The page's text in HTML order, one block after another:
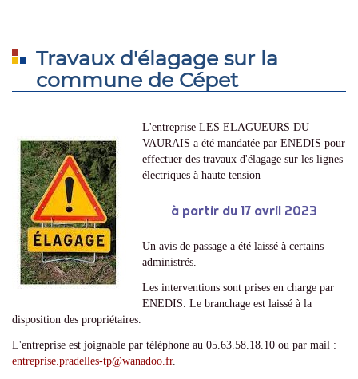
Travaux d'élagage sur la
commune de Cépet
L'entreprise LES ELAGUEURS DU
VAURAIS a été mandatée par ENEDIS pour
effectuer des travaux d'élagage sur les lignes
électriques à haute tension
à partir du 17 avril 2023
Un avis de passage a été laissé à certains
administrés.
Les interventions sont prises en charge par
ENEDIS. Le branchage est laissé à la
disposition des propriétaires.
L'entreprise est joignable par téléphone au 05.63.58.18.10 ou par mail :
entreprise.pradelles-tp@wanadoo.fr.